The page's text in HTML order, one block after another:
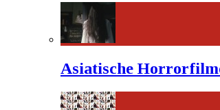
Asiatische